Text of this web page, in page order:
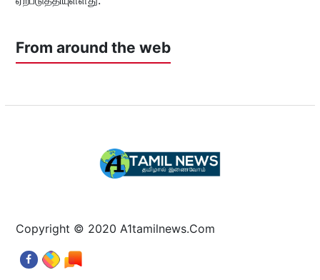
From around the web
Copyright © 2020 A1tamilnews.Com